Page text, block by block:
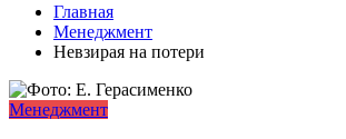
Главная
Менеджмент
Невзирая на потери
Менеджмент